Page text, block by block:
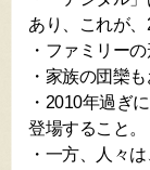
あり、これが、
・ファミリー
・家族の団欒
・2010年過ぎ
登場すること。
・一方、人々